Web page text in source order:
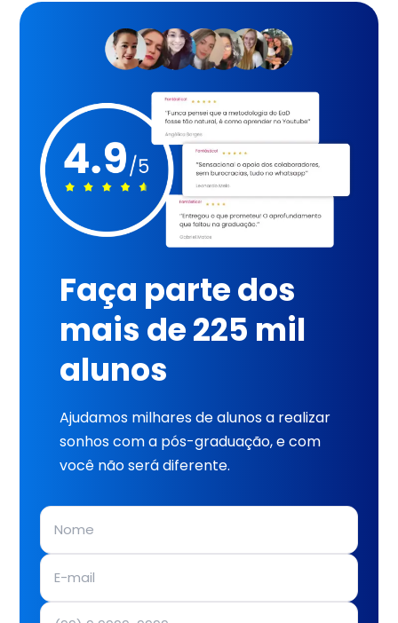
Faça parte dos
mais de 225 mil
alunos
Ajudamos milhares de alunos a realizar
sonhos com a pós-graduação, e com
você não será diferente.